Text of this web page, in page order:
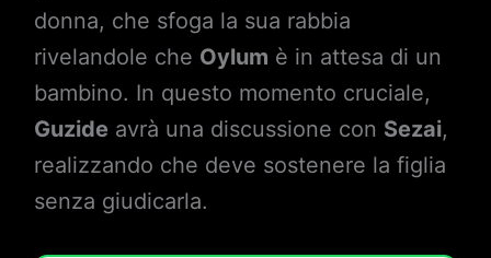
donna, che sfoga la sua rabbia
rivelandole che Oylum è in attesa di un
bambino. In questo momento cruciale,
Guzide avrà una discussione con Sezai,
realizzando che deve sostenere la figlia
senza giudicarla.